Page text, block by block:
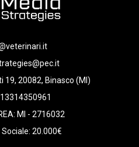
19, 20082, Binasco (MI)
13314350961
MI - 2716032
20.000€